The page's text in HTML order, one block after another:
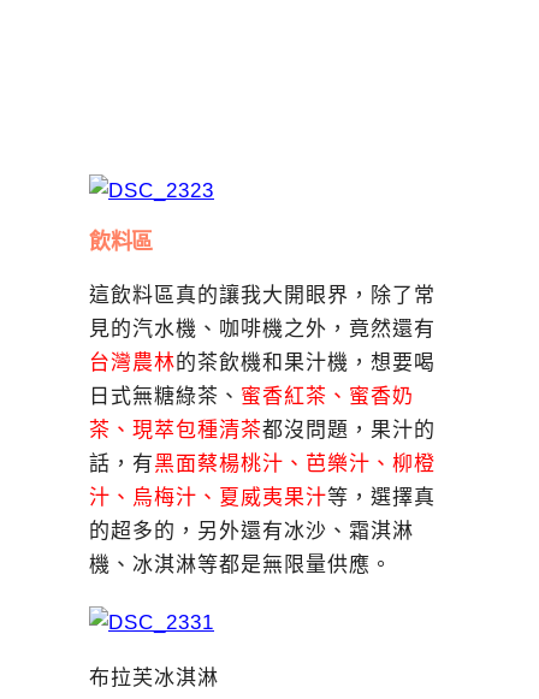
飲料區
這飲料區真的讓我大開眼界，除了常
見的汽水機、咖啡機之外，竟然還有
台灣農林的茶飲機和果汁機，想要喝
日式無糖綠茶、 蜜香紅茶、蜜香奶
茶、現萃包種清茶都沒問題，果汁的
話，有黑面蔡楊桃汁、芭樂汁、柳橙
汁、烏梅汁、夏威夷果汁等，選擇真
的超多的，另外還有冰沙、霜淇淋
機、冰淇淋等都是無限量供應。
布拉芙冰淇淋